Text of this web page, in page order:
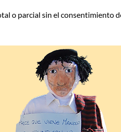
o parcial sin el consentimiento